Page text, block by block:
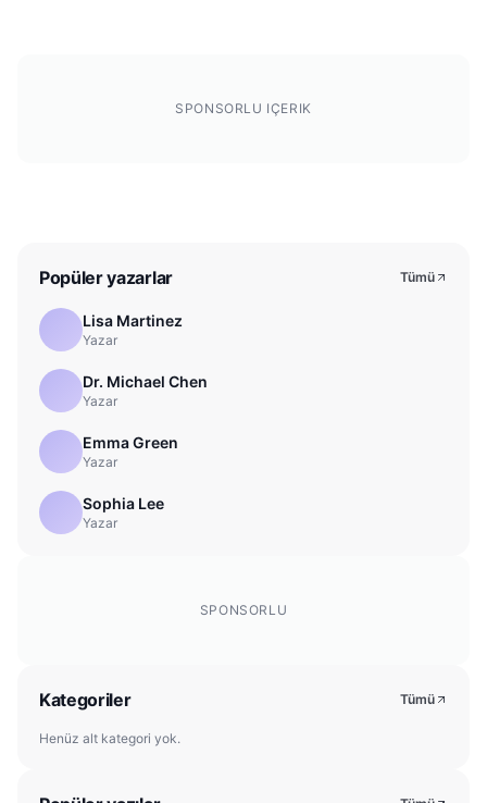
SPONSORLU IÇERIK
Popüler yazarlar Tümü
Lisa Martinez
Yazar
Dr. Michael Chen
Yazar
Emma Green
Yazar
Sophia Lee
Yazar
SPONSORLU
Kategoriler Tümü
Henüz alt kategori yok.